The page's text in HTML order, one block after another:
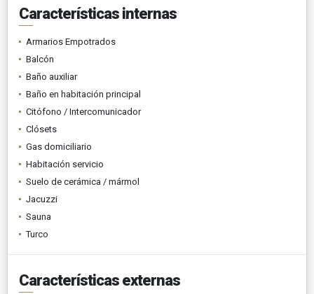
Características internas
Armarios Empotrados
Balcón
Baño auxiliar
Baño en habitación principal
Citófono / Intercomunicador
Clósets
Gas domiciliario
Habitación servicio
Suelo de cerámica / mármol
Jacuzzi
Sauna
Turco
Características externas